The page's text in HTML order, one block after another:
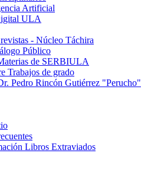
Artificial
ULA
- Núcleo Táchira
Público
de SERBIULA
Trabajos de grado
Pedro Rincón Gutiérrez "Perucho"
Libros Extraviados